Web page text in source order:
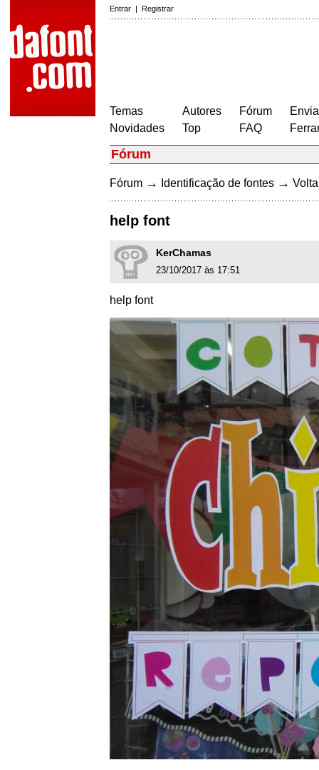
Entrar | Registrar
Temas
Novidades
Autores
Top
Fórum
FAQ
Fórum
Fórum → Identificação de fontes →
help font
KerChamas
23/10/2017 às 17:51
help font